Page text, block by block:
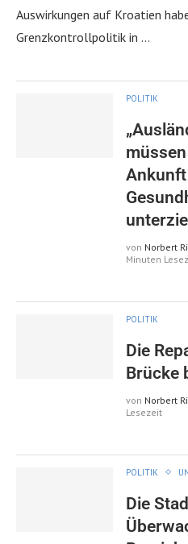
Auswirkungen auf Kroatien
Grenzkontrollpolitik in …
POLITIK
von Norbert
Minuten
POLITIK
Die
Brücke
von Norbert
Lesezeit
POLITIK
Die